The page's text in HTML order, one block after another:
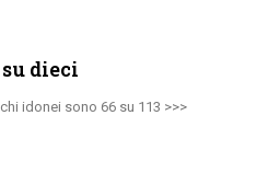
dieci
idonei sono 66 su 113